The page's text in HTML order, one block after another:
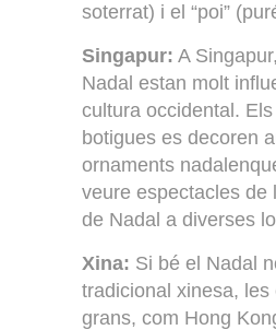
soterrat) i el “poi”
Singapur: A
Nadal estan molt
cultura occidental.
botigues es decoren
ornaments
veure espectacles de
de Nadal a diverses
Xina: Si bé el Nadal
tradicional xinesa, les
grans, com Hong